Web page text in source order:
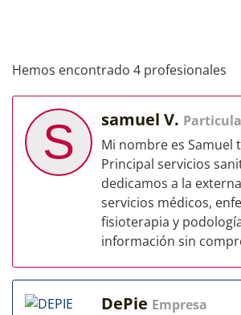
Hemos encontrado 4 profesionales
S samuel V.
Mi nombre es Samuel
Principal servicios
dedicamos a la
servicios médicos,
fisioterapia y
información sin
DePie Empresa